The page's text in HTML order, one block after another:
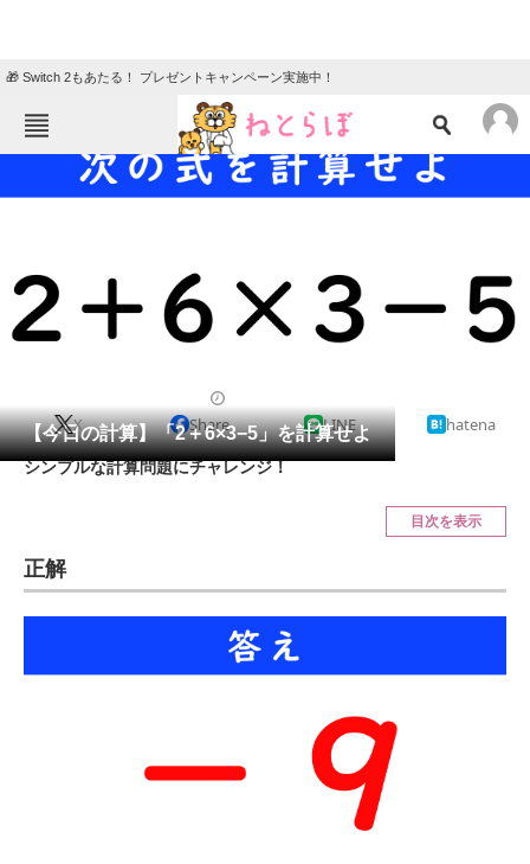
🎁 Switch 2もあたる！ プレゼントキャンペーン実施中！
ねとらぼメニュー
TOP ニュース
グルメ 地域
住まい 教育・育児
会員記事
ITの今と未来を見通す
スマホと通信の最新トレンド
ビジネスと働き方のヒント
【今日の計算】「2＋6×3−5」を計算せよ
X Share LINE hatena
シンプルな計算問題にチャレンジ！
目次を表示
正解